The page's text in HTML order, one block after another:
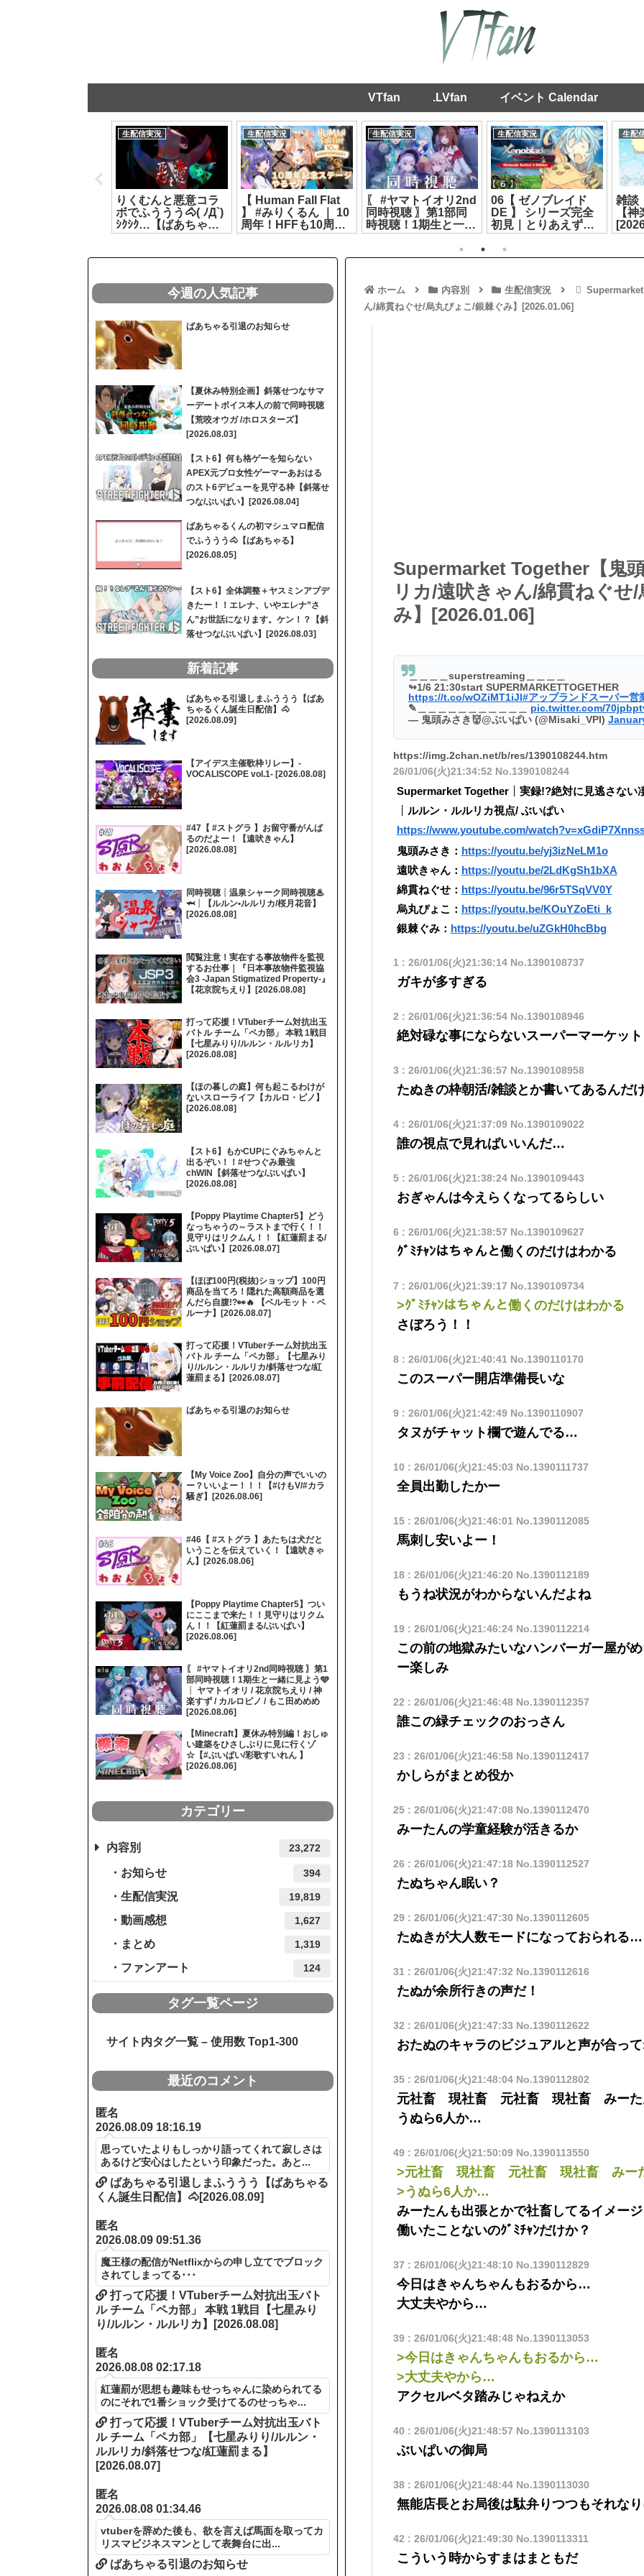
VTfan .LVfan イベント Calendar
生配信実況
りくむんと悪意コラ
ボでふううう🐴( ﾉД`)
ｼｸｼｸ…【ばあちゃる/
リクム】[2026.07.26]
生配信実況
【 Human Fall Flat
】 #みりくるん ｜ 10
周年！HFFも10周
年！記念ステージや
っとライブ 】
生配信実況
〖 #ヤマトイオリ2nd
同時視聴 〗第1部同
時視聴！1期生と一緒
に見よう🩵┊ ヤマト
イオリ / 花京院ちえり
/ 神楽すず / カルロピ
[2026.08.06]
生配信実況
06【 ゼノブレイド
DE 】 シリーズ完全
初見｜とりあえず挫
折するまで進むか【
リクム / どっとライブ
】[2026.07.28]
生配
雑談
【
ホーム 内容別 生配信実況
ん/綿貫ねぐせ/烏丸ぴょこ/銀棘ぐみ】[2026.01.06]
Supermarket Together【鬼
リカ/遠吠きゃん/綿貫ねぐせ
み】[2026.01.06]
＿＿＿＿superstreaming＿＿＿＿
↬1/6 21:30start SUPERMARKETTOGETHER
https://t.co/wOZiMT1iJl#アップランドスーパー営
✎＿＿＿＿＿＿＿＿＿＿＿ pic.twitter.com/
— 鬼頭みさき👹@ぶいぱい (@Misaki_VPI)
https://img.2chan.net/b/res/1390108244.htm
26/01/06(火)21:34:52 No.1390108244
Supermarket Together┊実録!?絶対に見逃さない
┊ルルン・ルルリカ視点/ ぶいぱい
https://www.youtube.com/
鬼頭みさき： https://youtu.be/yj3izNeLM1o
遠吠きゃん： https://youtu.be/2LdKgSh1bXA
綿貫ねぐせ： https://youtu.be/96r5TSqVV0Y
烏丸ぴょこ： https://youtu.be/KOuYZoEti_k
銀棘ぐみ： https://youtu.be/uZGkH0hcBbg
1 : 26/01/06(火)21:36:14No.1390108737
ガキが多すぎる
2 : 26/01/06(火)21:36:54No.1390108946
絶対碌な事にならないスーパーマーケット
3 : 26/01/06(火)21:36:57 No.1390108958
たぬきの枠朝活/雑談とか書いてあるんだ
4: 26/01/06(火)21:37:09No.1390109022
誰の視点で見ればいいんだ…
5: 26/01/06(火)21:38:24No.1390109443
おぎゃんは今えらくなってるらしい
6 : 26/01/06(火)21:38:57 No.1390109627
ｸﾞﾐﾁｬﾝはちゃんと働くのだけはわかる
7 : 26/01/06(火)21:39:17 No.1390109734
>ｸﾞﾐﾁｬﾝはちゃんと働くのだけはわかる
さぼろう！！
8: 26/01/06(火)21:40:41 No.1390110170
このスーパー開店準備長いな
9: 26/01/06(火)21:42:49No.1390110907
タヌがチャット欄で遊んでる…
10 : 26/01/06(火)21:45:03 No.1390111737
全員出勤したかー
15: 26/01/06(火)21:46:01 No.1390112085
馬刺し安いよー！
18: 26/01/06(火)21:46:20 No.1390112189
もうね状況がわからないんだよね
19: 26/01/06(火)21:46:24No.1390112214
この前の地獄みたいなハンバーガー屋が
ー楽しみ
22 : 26/01/06(火)21:46:48No.1390112357
誰この緑チェックのおっさん
23 : 26/01/06(火)21:46:58No.1390112417
かしらがまとめ役か
25: 26/01/06(火)21:47:08No.1390112470
みーたんの学童経験が活きるか
26 : 26/01/06(火)21:47:18No.1390112527
たぬちゃん眠い？
29: 26/01/06(火)21:47:30 No.1390112605
たぬきが大人数モードになっておられる…
31 : 26/01/06(火)21:47:32 No.1390112616
たぬが余所行きの声だ！
32 : 26/01/06(火)21:47:33 No.1390112622
おたぬのキャラのビジュアルと声が合っ
35: 26/01/06(火)21:48:04No.1390112802
元社畜 現社畜 元社畜 現社畜 みーた
うぬら6人か…
49: 26/01/06(火)21:50:09No.1390113550
>元社畜 現社畜 元社畜 現社畜 みー
>うぬら6人か…
みーたんも出張とかで社畜してるイメージ
働いたことないのｸﾞﾐﾁｬﾝだけか？
37 : 26/01/06(火)21:48:10 No.1390112829
今日はきゃんちゃんもおるから…
大丈夫やから…
39: 26/01/06(火)21:48:48No.1390113053
>今日はきゃんちゃんもおるから…
>大丈夫やから…
アクセルベタ踏みじゃねえか
40 : 26/01/06(火)21:48:57 No.1390113103
ぶいぱいの御局
38: 26/01/06(火)21:48:44No.1390113030
無能店長とお局後は駄弁りつつもそれな
42 : 26/01/06(火)21:49:30 No.1390113311
こういう時からすまはまともだ
今週の人気記事
ばあちゃる引退のお知らせ
【夏休み特別企画】斜落せつなサマ
ーデートボイス本人の前で同時視聴
【荒咬オウガ /ホロスターズ】
[2026.08.03]
【スト6】何も格ゲーを知らない
APEX元プロ女性ゲーマーあおはる
のスト6デビューを見守る枠【斜落せ
つな/ぶいぱい】[2026.08.04]
ばあちゃるくんの初マシュマロ配信
でふううう🐴【ばあちゃる】
[2026.08.05]
【スト6】全体調整＋ヤスミンアプデ
きたー！！エレナ、いやエレナ”さ
ん”お世話になります。ケン！？【斜
落せつな/ぶいぱい】[2026.08.03]
新着記事
ばあちゃる引退しまふううう【ばあ
ちゃるくん誕生日配信】🐴
[2026.08.09]
【アイデス主催歌枠リレー】-
VOCALISCOPE vol.1- [2026.08.08]
#47【 #ストグラ 】お留守番がんば
るのだよー！【遠吠きゃん】
[2026.08.08]
同時視聴┊温泉シャーク同時視聴♨
🦈┊【ルルン•ルルリカ/桜月花音】
[2026.08.08]
閲覧注意！実在する事故物件を監視
するお仕事｜『日本事故物件監視協
会3 -Japan Stigmatized Property-』
【花京院ちえり】[2026.08.08]
打って応援！VTuberチーム対抗出玉
バトル チーム「ペカ部」 本戦 1戦目
【七星みりり/ルルン・ルルリカ】
[2026.08.08]
【ほの暮しの庭】何も起こるわけが
ないスローライフ【カルロ・ピノ】
[2026.08.08]
【スト6】もかCUPにぐみちゃんと
出るぞい！！#せつぐみ最強
chWIN【斜落せつな/ぶいぱい】
[2026.08.08]
【Poppy Playtime Chapter5】どう
なっちゃうの～ラストまで行く！！
見守りはリクムん！！【紅蓮罰まる/
ぶいぱい】[2026.08.07]
【ほぼ100円(税抜)ショップ】100円
商品を当てろ！隠れた高額商品を選
んだら自腹!?👀🔥 【ベルモット・ベ
ルーナ】[2026.08.07]
打って応援！VTuberチーム対抗出玉
バトル チーム「ペカ部」【七星みり
り/ルルン・ルルリカ/斜落せつな/紅
蓮罰まる】[2026.08.07]
ばあちゃる引退のお知らせ
【My Voice Zoo】自分の声でいいの
ー？いいよー！！！【#けもV/#カラ
騒ぎ】[2026.08.06]
#46【 #ストグラ 】あたちは犬だと
いうことを伝えていく！【遠吠きゃ
ん】[2026.08.06]
【Poppy Playtime Chapter5】つい
にここまで来た！！見守りはリクム
ん！！【紅蓮罰まる/ぶいぱい】
[2026.08.06]
〖 #ヤマトイオリ2nd同時視聴 〗第1
部同時視聴！1期生と一緒に見よう🩵
┊ ヤマトイオリ / 花京院ちえり / 神
楽すず / カルロピノ / もこ田めめめ
[2026.08.06]
【Minecraft】夏休み特別編！おしゅ
い建築をひさしぶりに見に行くゾ
☆【#ぶいぱい/彩歌すいれん 】
[2026.08.06]
カテゴリー
内容別 23,272
お知らせ 394
生配信実況 19,819
動画感想 1,627
まとめ 1,319
ファンアート 124
タグ一覧ページ
サイト内タグ一覧 – 使用数 Top1-300
最近のコメント
匿名
2026.08.09 18:16.19
思っていたよりもしっかり語ってくれて寂しさは
あるけど安心はしたという印象だった。あと...
ばあちゃる引退しまふううう【ばあちゃる
くん誕生日配信】🐴[2026.08.09]
匿名
2026.08.09 09:51.36
魔王様の配信がNetflixからの申し立てでブロック
されてしまってる･･･
打って応援！VTuberチーム対抗出玉バト
ル チーム「ペカ部」 本戦 1戦目【七星みり
り/ルルン・ルルリカ】[2026.08.08]
匿名
2026.08.08 02:17.18
紅蓮罰が思想も趣味もせっちゃんに染められてる
のにそれで1番ショック受けてるのせっちゃ...
打って応援！VTuberチーム対抗出玉バト
ル チーム「ペカ部」【七星みりり/ルルン・
ルルリカ/斜落せつな/紅蓮罰まる】
[2026.08.07]
匿名
2026.08.08 01:34.46
vtuberを辞めた後も、欲を言えば馬面を取ってカ
リスマビジネスマンとして表舞台に出...
ばあちゃる引退のお知らせ